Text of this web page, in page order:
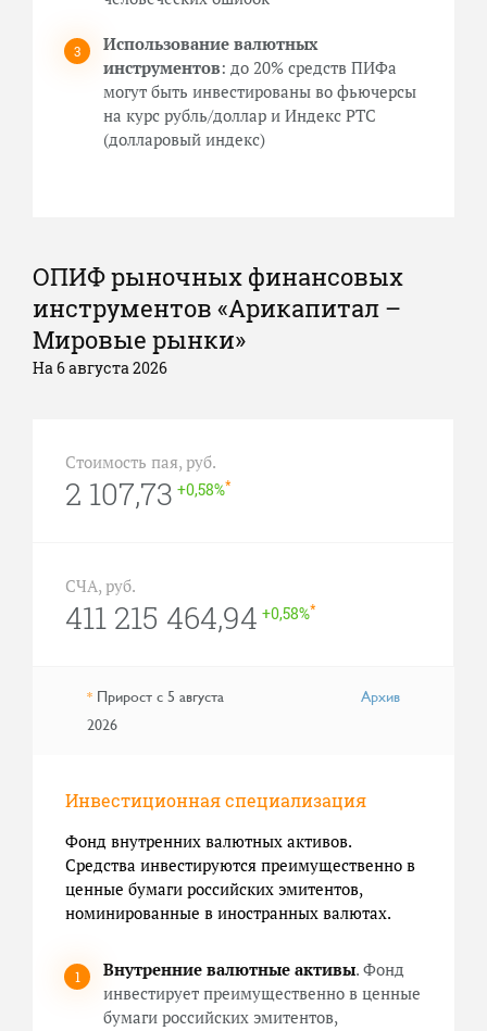
Использование валютных
инструментов: до 20% средств ПИФа
могут быть инвестированы во фьючерсы
на курс рубль/доллар и Индекс РТС
(долларовый индекс)
ОПИФ рыночных финансовых
инструментов «Арикапитал –
Мировые рынки»
На 6 августа 2026
Стоимость пая, руб.
2 107,73 +0,58%*
СЧА, руб.
411 215 464,94 +0,58%*
* Прирост с 5 августа
2026
Архив
Инвестиционная специализация
Фонд внутренних валютных активов.
Средства инвестируются преимущественно в
ценные бумаги российских эмитентов,
номинированные в иностранных валютах.
Внутренние валютные активы. Фонд
инвестирует преимущественно в ценные
бумаги российских эмитентов,